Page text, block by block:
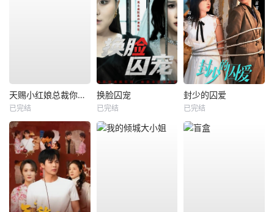
天赐小红娘总裁你找错夫人了
已完结
换脸囚宠
已完结
封少的囚爱
已完结